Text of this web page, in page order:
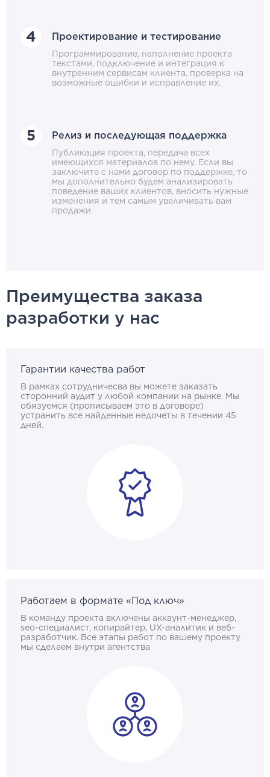
Проектирование и тестирование
Программирование, наполнение проекта
текстами, подключение и интеграция к
внутренним сервисам клиента, проверка на
возможные ошибки и исправление их.
Релиз и последующая поддержка
Публикация проекта, передача всех
имеющихся материалов по нему. Если вы
заключите с нами договор по поддержке, то
мы дополнительно будем анализировать
поведение ваших клиентов, вносить нужные
изменения и тем самым увеличивать вам
продажи
Преимущества заказа
разработки у нас
Гарантии качества работ
В рамках сотрудничесва вы можете заказать
сторонний аудит у любой компании на рынке. Мы
обязуемся (прописываем это в договоре)
устранить все найденные недочеты в течении 45
дней.
Работаем в формате «Под ключ»
В команду проекта включены аккаунт-менеджер,
seo-специалист, копирайтер, UX-аналитик и веб-
разработчик. Все этапы работ по вашему проекту
мы сделаем внутри агентства